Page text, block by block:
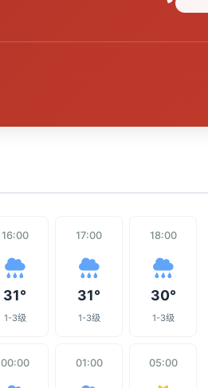
16:00
31°
1-3级
17:00
31°
1-3级
18:00
30°
1-3级
00:00 01:00 05:00